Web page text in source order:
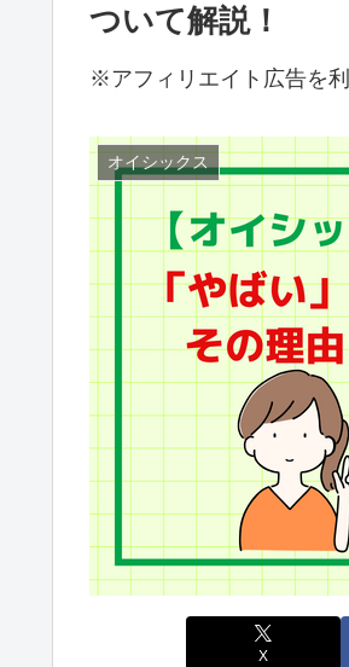
ついて解説！
※アフィリエイト広告を
オイシックス
X